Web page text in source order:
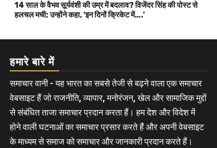
14 साल के वैभव सूर्यवंशी की उम्र में बदलाव? विजेंदर सिंह की पोस्ट से
हलचल मची; उन्होंने कहा, ‘इन दिनों क्रिकेट में….’
हमारे बारे में
समाचार वानी - यह भारत का सबसे तेजी से बढ़ने वाला एक समाचार
वेबसाइट हैं जो राजनीति, व्यापार, मनोरंजन, खेल और सामाजिक मुद्दों
से संबंधित ताजा समाचार प्रदान करता हैं। हम देश और विदेश में
होने वाली घटनाओं का समाचार प्रसार करते हैं और अपनी वेबसाइट
के माध्यम से समाज को समाचार और जानकारी प्रदान करते हैं।